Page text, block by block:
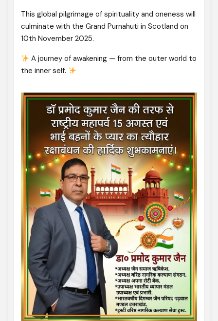
This global pilgrimage of spirituality and oneness will
culminate with the Grand Purnahuti in Scotland on
10th November 2025.
A journey of awakening — from the outer world to
the inner self.